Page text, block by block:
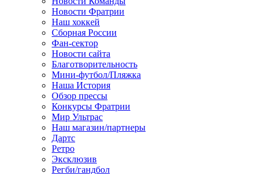
Новости Фратрии
Наш хоккей
Сборная России
Фан-cектор
Новости сайта
Благотворительность
Мини-футбол/Пляжка
Наша История
Обзор прессы
Конкурсы Фратрии
Мир Ультрас
Наш магазин/партнеры
Дартс
Ретро
Эксклюзив
Регби/гандбол